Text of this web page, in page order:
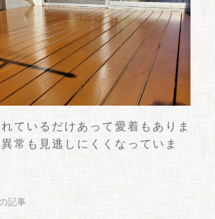
ているだけあって愛着もありま
常も見逃しにくくなっていま
記事